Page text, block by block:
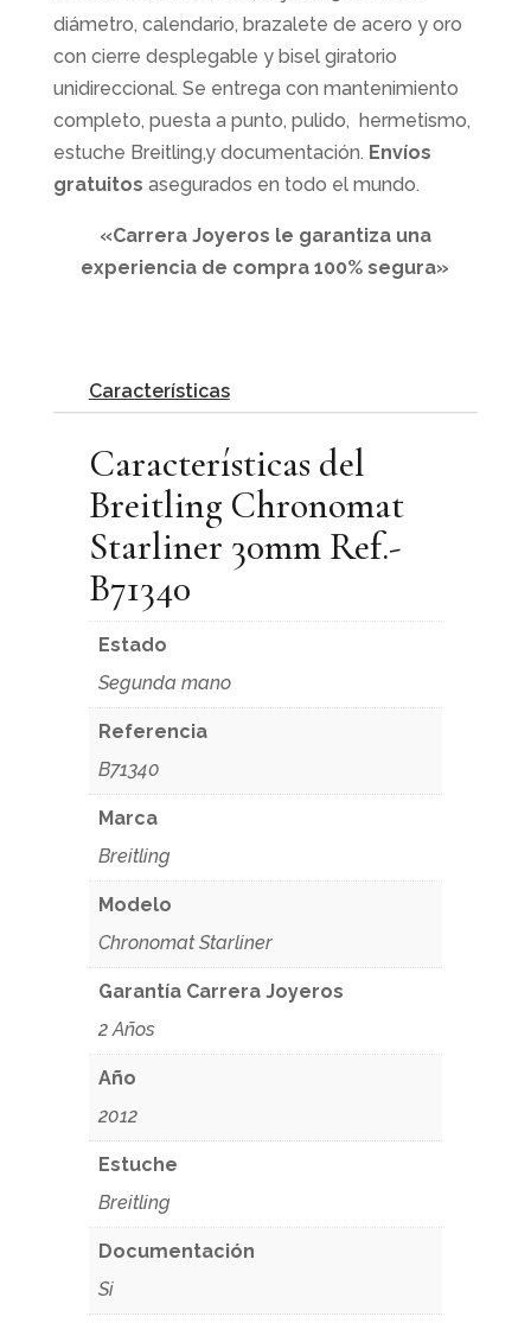
diámetro, calendario, brazalete de acero y oro
con cierre desplegable y bisel giratorio
unidireccional. Se entrega con mantenimiento
completo, puesta a punto, pulido, hermetismo,
estuche Breitling,y documentación. Envíos
gratuitos asegurados en todo el mundo.
«Carrera Joyeros le garantiza una
experiencia de compra 100% segura»
Características
Características del
Breitling Chronomat
Starliner 30mm Ref.-
B71340
Estado
Segunda mano
Referencia
B71340
Marca
Breitling
Modelo
Chronomat Starliner
Garantía Carrera Joyeros
2 Años
Año
2012
Estuche
Breitling
Documentación
Si